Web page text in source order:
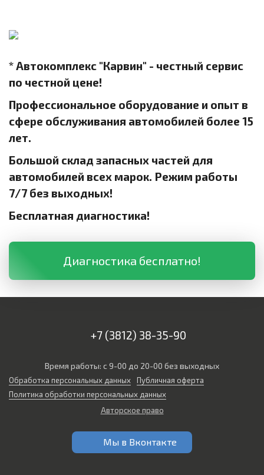
* Автокомплекс "Карвин" - честный сервис
по честной цене!
Профессиональное оборудование и опыт в
сфере обслуживания автомобилей более 15
лет.
Большой склад запасных частей для
автомобилей всех марок. Режим работы
7/7 без выходных!
Бесплатная диагностика!
Диагностика бесплатно!
+7 (3812) 38-35-90
Время работы: с 9-00 до 20-00 без выходных
Обработка персональных данных
Публичная оферта
Политика обработки персональных данных
Авторское право
Мы в Вконтакте